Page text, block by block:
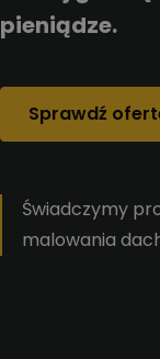
pieniądze.
Sprawdź
Świadczymy
malowania